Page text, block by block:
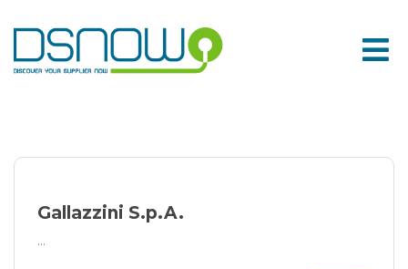
to
content
Gallazzini S.p.A.
...